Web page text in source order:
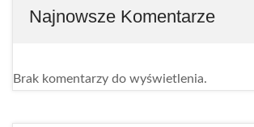
Najnowsze Komentarze
Brak komentarzy do wyświetlenia.